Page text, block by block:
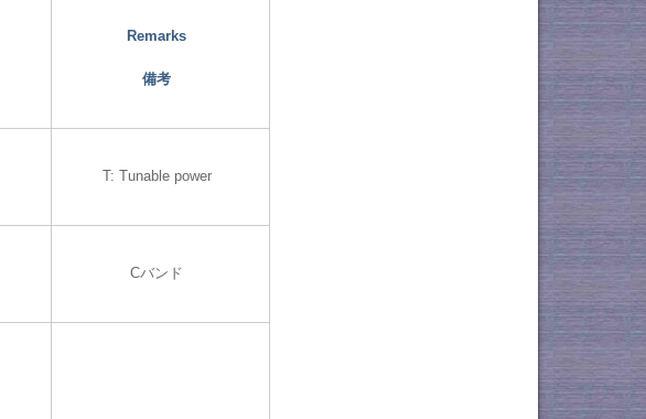
Remarks
備考
T: Tunable power
Cバンド